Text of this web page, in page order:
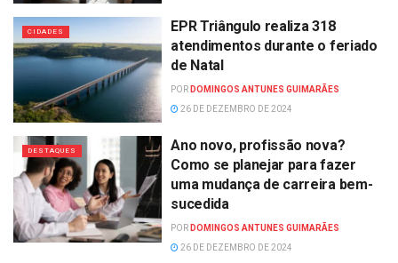
CIDADES
EPR Triângulo realiza 318
atendimentos durante o feriado
de Natal
POR DOMINGOS ANTUNES GUIMARÃES
26 DE DEZEMBRO DE 2024
DESTAQUES
Ano novo, profissão nova?
Como se planejar para fazer
uma mudança de carreira bem-
sucedida
POR DOMINGOS ANTUNES GUIMARÃES
26 DE DEZEMBRO DE 2024